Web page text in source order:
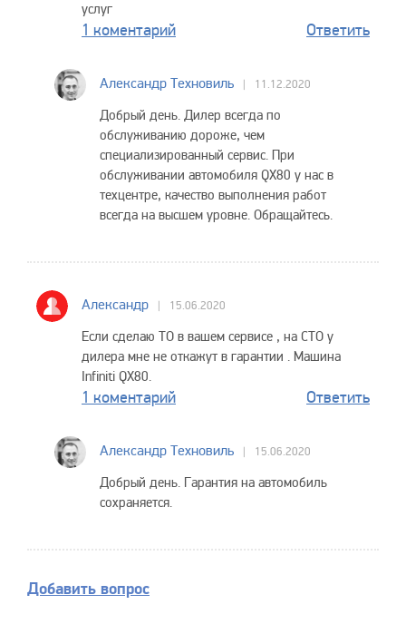
услуг
1 коментарий Ответить
Александр Техновиль 11.12.2020
Добрый день. Дилер всегда по
обслуживанию дороже, чем
специализированный сервис. При
обслуживании автомобиля QX80 у нас в
техцентре, качество выполнения работ
всегда на высшем уровне. Обращайтесь.
Александр 15.06.2020
Если сделаю ТО в вашем сервисе , на СТО у
дилера мне не откажут в гарантии . Машина
Infiniti QX80.
1 коментарий Ответить
Александр Техновиль 15.06.2020
Добрый день. Гарантия на автомобиль
сохраняется.
Добавить вопрос